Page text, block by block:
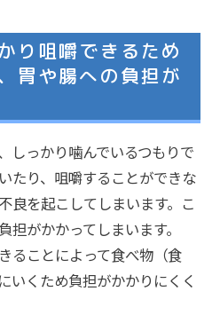
り咀嚼できるため
胃や腸への負担が
しっかり噛んでいるつもりで
たり、咀嚼することができな
良を起こしてしまいます。こ
がかかってしまいます。
ることによって食べ物（食
いくため負担がかかりにくく